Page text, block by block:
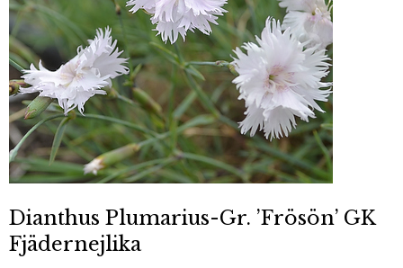
Dianthus Plumarius-Gr. ’Frösön’ GK
Fjädernejlika